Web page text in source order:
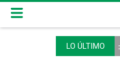
control de las redes sociales